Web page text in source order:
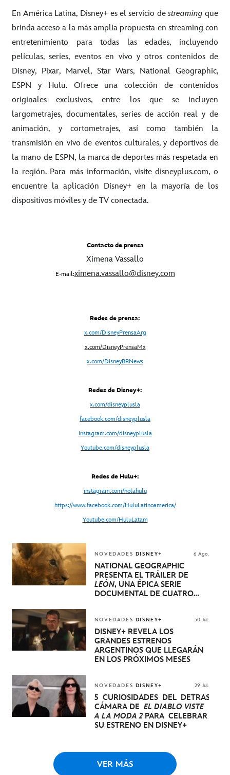
En América Latina, Disney+ es el servicio destreamingque
brinda acceso a la más amplia propuesta en streaming con
entretenimiento para todas las edades, incluyendo
películas, series, eventos en vivo y otros contenidos de
Disney, Pixar, Marvel, Star Wars, National Geographic,
ESPN y Hulu. Ofrece una colección de contenidos
originales exclusivos, entre los que se incluyen
largometrajes, documentales, series de acción real y de
animación, y cortometrajes, así como también la
transmisión en vivo de eventos culturales, y deportivos de
la mano de ESPN, la marca de deportes más respetada en
la región. Para más información, visitedisneyplus.com, o
encuentre la aplicación Disney+ en la mayoría de los
dispositivos móviles y de TV conectada.
Contacto de prensa
Ximena Vassallo
E-mail:ximena.vassallo@disney.com
Redes de prensa:
x.com/DisneyPrensaArg
x.com/DisneyPrensaMx
x.com/DisneyBRNews
Redes de Disney+:
x.com/disneyplusla
facebook.com/disneyplusla
instagram.com/disneyplusla
Youtube.com/disneyplusla
Redes de Hulu+:
instagram.com/holahulu
https://www.facebook.com/HuluLatinoamerica/
Youtube.com/HuluLatam
NOVEDADES DISNEY+ 6 Ago.
NATIONAL GEOGRAPHIC
PRESENTA EL TRÁILER DE
LEÓN, UNA ÉPICA SERIE
DOCUMENTAL DE CUATRO
DE UN CACHORRO DE LEÓN
HASTA QUE SE CONVIERTE EN
REY
NOVEDADES DISNEY+ 30 Jul.
DISNEY+ REVELA LOS
GRANDES ESTRENOS
ARGENTINOS QUE LLEGARÁN
EN LOS PRÓXIMOS MESES
NOVEDADES DISNEY+ 29 Jul.
5 CURIOSIDADES DEL DETRÁS DE
CÁMARA DE EL DIABLO VISTE
A LA MODA 2PARA CELEBRAR
SU ESTRENO EN DISNEY+
VER MÁS